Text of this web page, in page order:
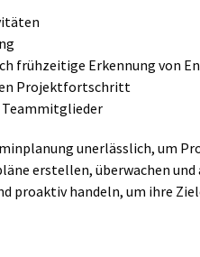
frühzeitige Erkennung von
Projektfortschritt
unerlässlich, um
erstellen, überwachen und
proaktiv handeln, um ihre